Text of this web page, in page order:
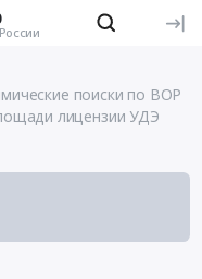
поиски по ВОР
лицензии УДЭ